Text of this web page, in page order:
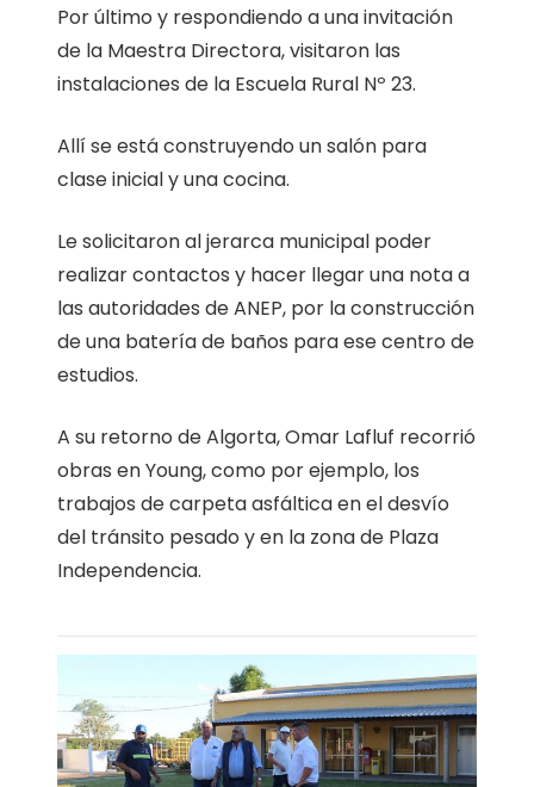
Por último y respondiendo a una invitación
de la Maestra Directora, visitaron las
instalaciones de la Escuela Rural Nº 23.
Allí se está construyendo un salón para
clase inicial y una cocina.
Le solicitaron al jerarca municipal poder
realizar contactos y hacer llegar una nota a
las autoridades de ANEP, por la construcción
de una batería de baños para ese centro de
estudios.
A su retorno de Algorta, Omar Lafluf recorrió
obras en Young, como por ejemplo, los
trabajos de carpeta asfáltica en el desvío
del tránsito pesado y en la zona de Plaza
Independencia.